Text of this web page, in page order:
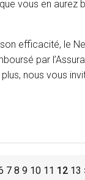
vous en aurez
efficacité, le
par
nous vous
7 8 9 10 11 12 13